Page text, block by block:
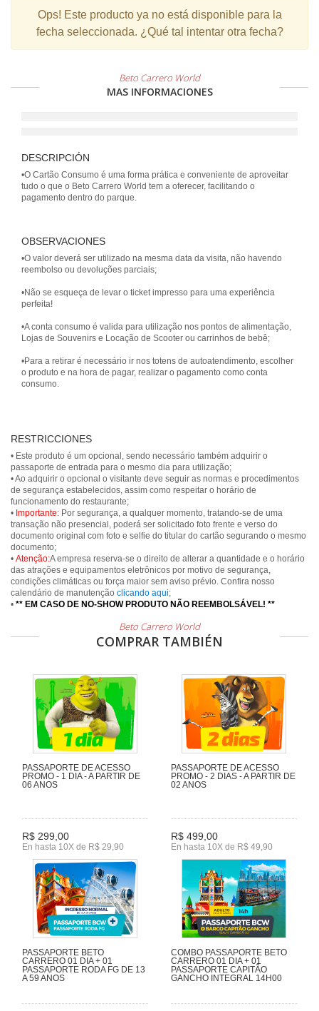
Ops! Este producto ya no está disponible para la
fecha seleccionada. ¿Qué tal intentar otra fecha?
Beto Carrero World
MAS INFORMACIONES
DESCRIPCIÓN
•O Cartão Consumo é uma forma prática e conveniente de aproveitar
tudo o que o Beto Carrero World tem a oferecer, facilitando o
pagamento dentro do parque.
OBSERVACIONES
•O valor deverá ser utilizado na mesma data da visita, não havendo
reembolso ou devoluções parciais;
•Não se esqueça de levar o ticket impresso para uma experiência
perfeita!
•A conta consumo é valida para utilização nos pontos de alimentação,
Lojas de Souvenirs e Locação de Scooter ou carrinhos de bebê;
•Para a retirar é necessário ir nos totens de autoatendimento, escolher
o produto e na hora de pagar, realizar o pagamento como conta
consumo.
RESTRICCIONES
• Este produto é um opcional, sendo necessário também adquirir o
passaporte de entrada para o mesmo dia para utilização;
• Ao adquirir o opcional o visitante deve seguir as normas e procedimentos
de segurança estabelecidos, assim como respeitar o horário de
funcionamento do restaurante;
• Importante: Por segurança, a qualquer momento, tratando-se de uma
transação não presencial, poderá ser solicitado foto frente e verso do
documento original com foto e selfie do titular do cartão segurando o mesmo
documento;
• Atenção:A empresa reserva-se o direito de alterar a quantidade e o horário
das atrações e equipamentos eletrônicos por motivo de segurança,
condições climáticas ou força maior sem aviso prévio. Confira nosso
calendário de manutenção clicando aqui;
• ** EM CASO DE NO-SHOW PRODUTO NÃO REEMBOLSÁVEL! **
Beto Carrero World
COMPRAR TAMBIÉN
PASSAPORTE DE ACESSO
PROMO - 1 DIA - A PARTIR DE
06 ANOS
R$ 299,00
En hasta 10X de R$ 29,90
PASSAPORTE DE ACESSO
PROMO - 2 DIAS - A PARTIR DE
02 ANOS
R$ 499,00
En hasta 10X de R$ 49,90
PASSAPORTE BETO
CARRERO 01 DIA + 01
PASSAPORTE RODA FG DE 13
A 59 ANOS
COMBO PASSAPORTE BETO
CARRERO 01 DIA + 01
PASSAPORTE CAPITÃO
GANCHO INTEGRAL 14H00